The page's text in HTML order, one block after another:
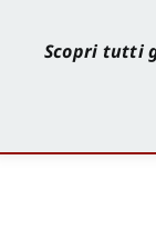
Scopri tutti